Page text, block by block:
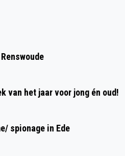
van het jaar voor jong én oud!
spionage in Ede